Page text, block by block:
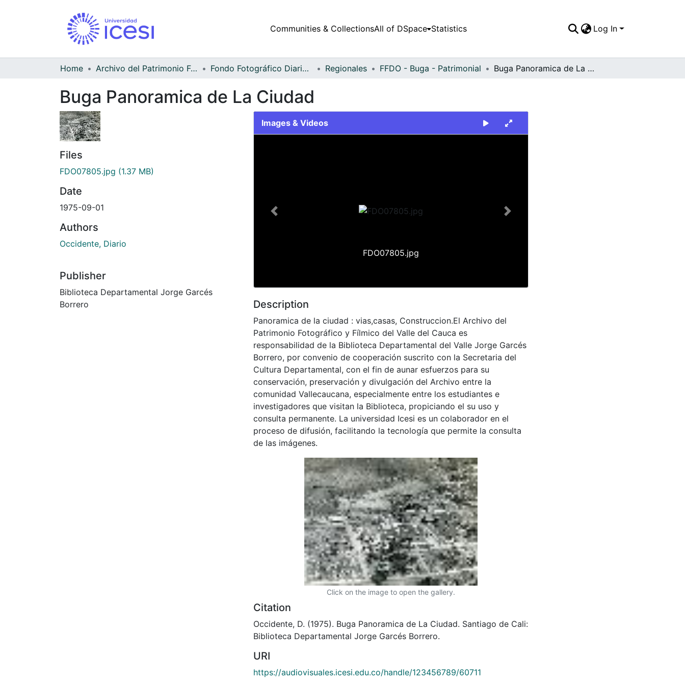
Communities & CollectionsAll of DSpace Statistics Log In
Home Archivo del Patrimonio Fotográfico y Fílmico del Valle del Cauca Fondo Fotográfico Diario Occidente Regionales FFDO - Buga - Patrimonial Buga Panoramica de La Ciudad
Buga Panoramica de La Ciudad
Files
FDO07805.jpg (1.37 MB)
Date
1975-09-01
Authors
Occidente, Diario
Publisher
Biblioteca Departamental Jorge Garcés
Borrero
Images & Videos
FDO07805.jpg
Previous Next
Description
Panoramica de la ciudad : vias,casas, Construccion.El Archivo del
Patrimonio Fotográfico y Fílmico del Valle del Cauca es
responsabilidad de la Biblioteca Departamental del Valle Jorge Garcés
Borrero, por convenio de cooperación suscrito con la Secretaria del
Cultura Departamental, con el fin de aunar esfuerzos para su
conservación, preservación y divulgación del Archivo entre la
comunidad Vallecaucana, especialmente entre los estudiantes e
investigadores que visitan la Biblioteca, propiciando el su uso y
consulta permanente. La universidad Icesi es un colaborador en el
proceso de difusión, facilitando la tecnología que permite la consulta
de las imágenes.
Click on the image to open the gallery.
Citation
Occidente, D. (1975). Buga Panoramica de La Ciudad. Santiago de Cali:
Biblioteca Departamental Jorge Garcés Borrero.
URI
https://audiovisuales.icesi.edu.co/handle/123456789/60711